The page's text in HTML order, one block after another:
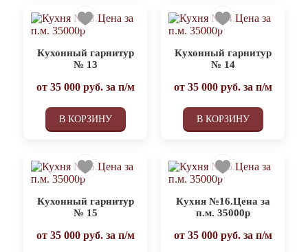
Кухонный гарнитур
№ 13
от 35 000руб. за п/м
В КОРЗИНУ
Кухонный гарнитур
№ 14
от 35 000руб. за п/м
В КОРЗИНУ
Кухонный гарнитур
№ 15
от 35 000руб. за п/м
Кухня №16.Цена за
п.м. 35000р
от 35 000руб. за п/м